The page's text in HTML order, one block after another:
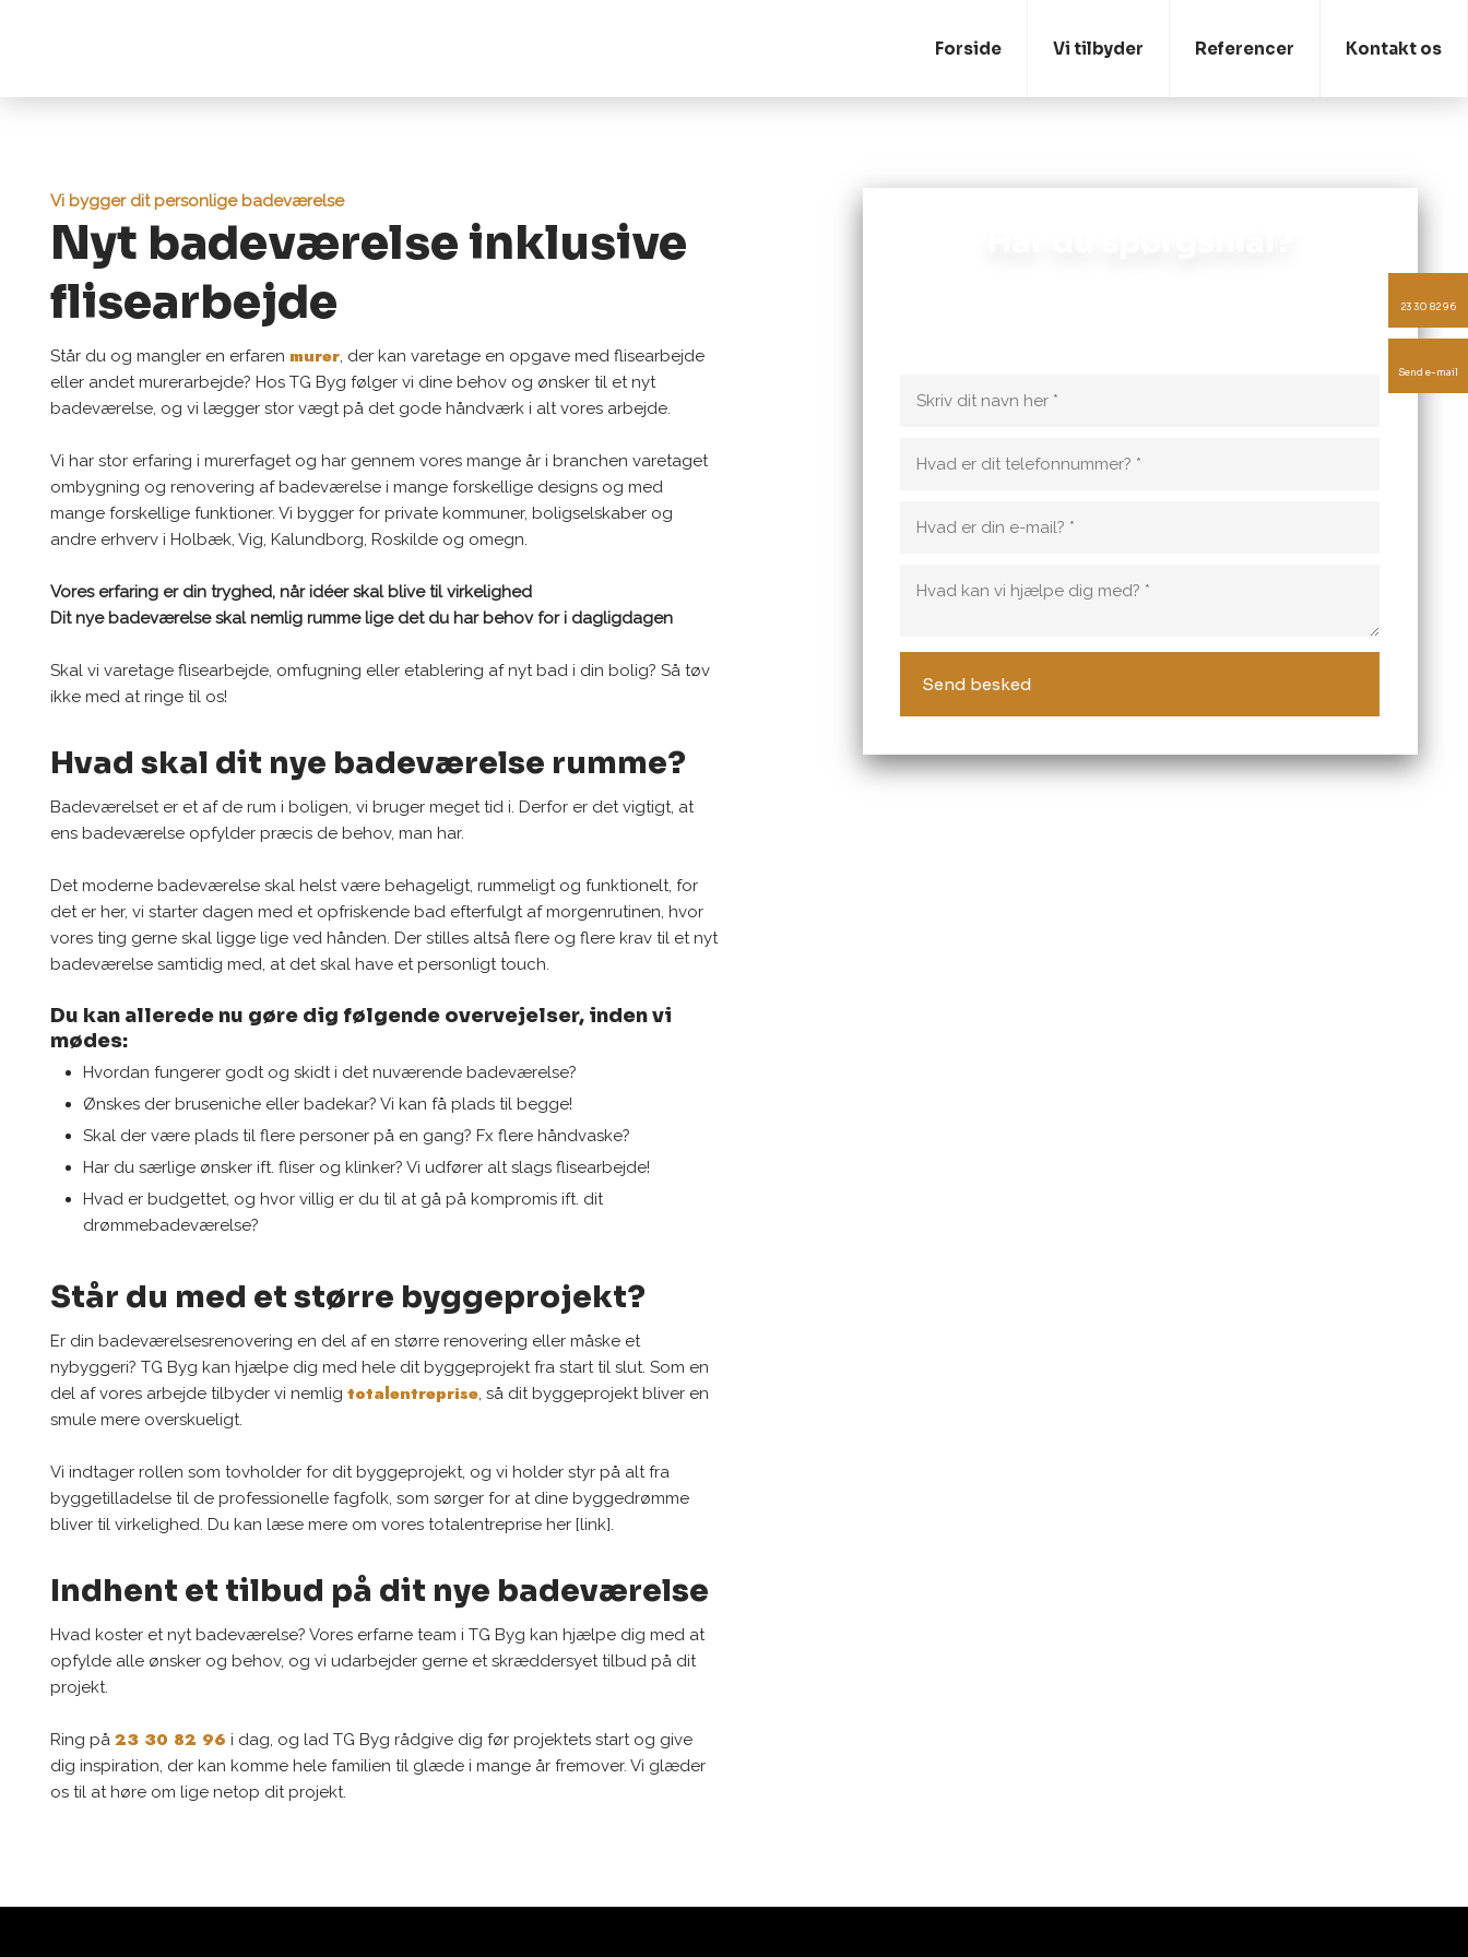
23 30 82 96
Send e-mail
Forside Vi tilbyder Referencer Kontakt os
Vi bygger dit personlige badeværelse​
Nyt badeværelse inklusive
flisearbejde
Står du og mangler en erfaren murer, der kan varetage en opgave med flisearbejde
eller andet murerarbejde? Hos TG Byg følger vi dine behov og ønsker til et nyt
badeværelse, og vi lægger stor vægt på det gode håndværk i alt vores arbejde.
Vi har stor erfaring i murerfaget og har gennem vores mange år i branchen varetaget
ombygning og renovering af badeværelse i mange forskellige designs og med
mange forskellige funktioner. Vi bygger for private kommuner, boligselskaber og
andre erhverv i Holbæk, Vig, Kalundborg, Roskilde og omegn.
Vores erfaring er din tryghed, når idéer skal blive til virkelighed
Dit nye badeværelse skal nemlig rumme lige det du har behov for i dagligdagen
Skal vi varetage flisearbejde, omfugning eller etablering af nyt bad i din bolig? Så tøv
ikke med at ringe til os!
Hvad skal dit nye badeværelse rumme?
Badeværelset er et af de rum i boligen, vi bruger meget tid i. Derfor er det vigtigt, at
ens badeværelse opfylder præcis de behov, man har.
Det moderne badeværelse skal helst være behageligt, rummeligt og funktionelt, for
det er her, vi starter dagen med et opfriskende bad efterfulgt af morgenrutinen, hvor
vores ting gerne skal ligge lige ved hånden. Der stilles altså flere og flere krav til et nyt
badeværelse samtidig med, at det skal have et personligt touch.
Du kan allerede nu gøre dig følgende overvejelser, inden vi
mødes:
Hvordan fungerer godt og skidt i det nuværende badeværelse?
Ønskes der bruseniche eller badekar? Vi kan få plads til begge!
Skal der være plads til flere personer på en gang? Fx flere håndvaske?
​Har du særlige ønsker ift. fliser og klinker? Vi udfører alt slags flisearbejde!
​Hvad er budgettet, og hvor villig er du til at gå på kompromis ift. dit
drømmebadeværelse?
Står du med et større byggeprojekt?
Er din badeværelsesrenovering en del af en større renovering eller måske et
nybyggeri? TG Byg kan hjælpe dig med hele dit byggeprojekt fra start til slut. Som en
del af vores arbejde tilbyder vi nemligtotalentreprise, så dit byggeprojekt bliver en
smule mere overskueligt.
Vi indtager rollen som tovholder for dit byggeprojekt, og vi holder styr på alt fra
byggetilladelse til de professionelle fagfolk, som sørger for at dine byggedrømme
bliver til virkelighed. Du kan læse mere om vores totalentreprise her [link].
Indhent et tilbud på dit nye badeværelse
Hvad koster et nyt badeværelse? Vores erfarne team i TG Byg kan hjælpe dig med at
opfylde alle ønsker og behov, og vi udarbejder gerne et skræddersyet tilbud på dit
projekt.
Ring på23 30 82 96 i dag, og lad TG Byg rådgive dig før projektets start og give
dig inspiration, der kan komme hele familien til glæde i mange år fremover. Vi glæder
os til at høre om lige netop dit projekt.